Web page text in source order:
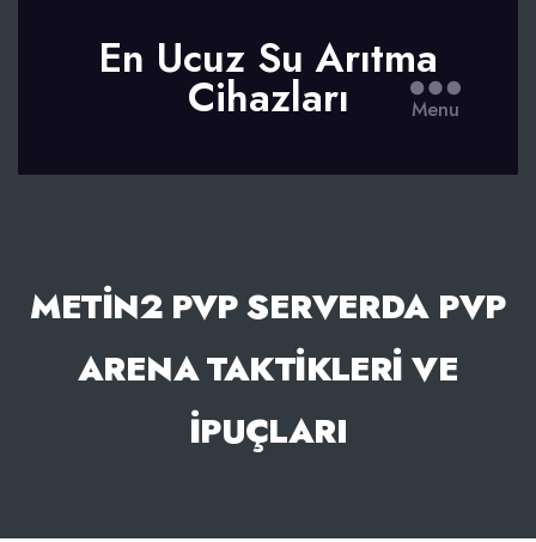
En Ucuz Su Arıtma
Cihazları Menu
METIN2 PVP SERVERDA PVP
ARENA TAKTIKLERI VE
İPUÇLARI